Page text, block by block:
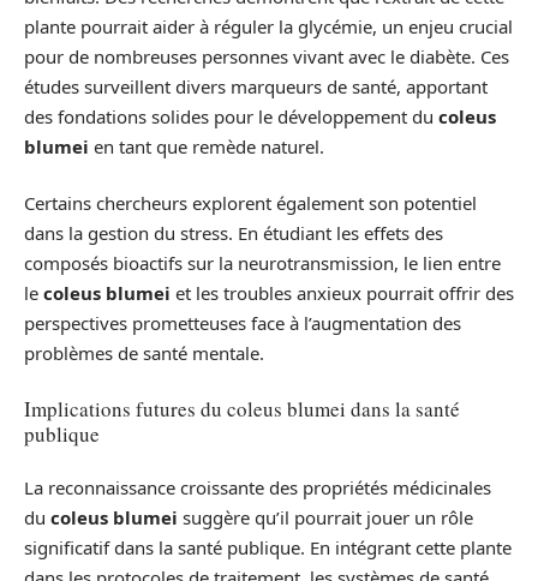
plante pourrait aider à réguler la glycémie, un enjeu crucial
pour de nombreuses personnes vivant avec le diabète. Ces
études surveillent divers marqueurs de santé, apportant
des fondations solides pour le développement du coleus
blumei en tant que remède naturel.
Certains chercheurs explorent également son potentiel
dans la gestion du stress. En étudiant les effets des
composés bioactifs sur la neurotransmission, le lien entre
le coleus blumei et les troubles anxieux pourrait offrir des
perspectives prometteuses face à l’augmentation des
problèmes de santé mentale.
Implications futures du coleus blumei dans la santé
publique
La reconnaissance croissante des propriétés médicinales
du coleus blumei suggère qu’il pourrait jouer un rôle
significatif dans la santé publique. En intégrant cette plante